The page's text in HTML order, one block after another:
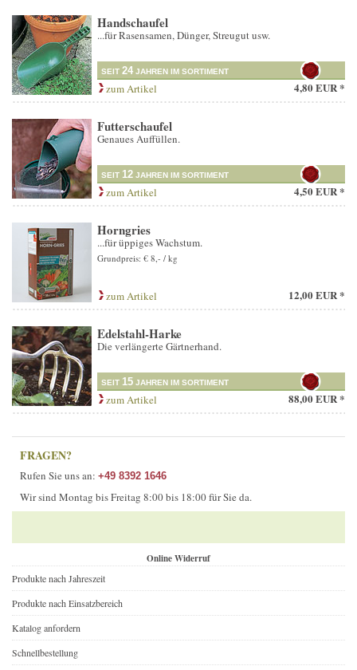
Handschaufel
...für Rasensamen, Dünger, Streugut usw.
SEIT 24 JAHREN IM SORTIMENT
zum Artikel 4,80 EUR *
Futterschaufel
Genaues Auffüllen.
SEIT 12 JAHREN IM SORTIMENT
zum Artikel 4,50 EUR *
Horngries
...für üppiges Wachstum.
Grundpreis: € 8,- / kg
zum Artikel 12,00 EUR *
Edelstahl-Harke
Die verlängerte Gärtnerhand.
SEIT 15 JAHREN IM SORTIMENT
zum Artikel 88,00 EUR *
FRAGEN?
Rufen Sie uns an: +49 8392 1646
Wir sind Montag bis Freitag 8:00 bis 18:00 für Sie da.
Online Widerruf
Produkte nach Jahreszeit
Produkte nach Einsatzbereich
Katalog anfordern
Schnellbestellung